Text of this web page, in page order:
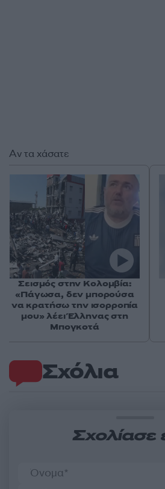
Σχόλια
Σχολίασε
Αν τα χάσατε
Σεισμός στην Κολομβία:
«Πάγωσα, δεν μπορούσα
να κρατήσω την ισορροπία
μου» λέει Έλληνας στη
Μπογκοτά